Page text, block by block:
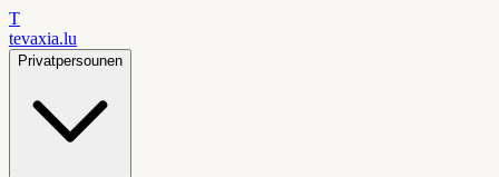
T
tevaxia.lu
Privatpersounen